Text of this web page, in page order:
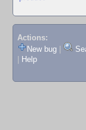
Actions:
New bug
Help